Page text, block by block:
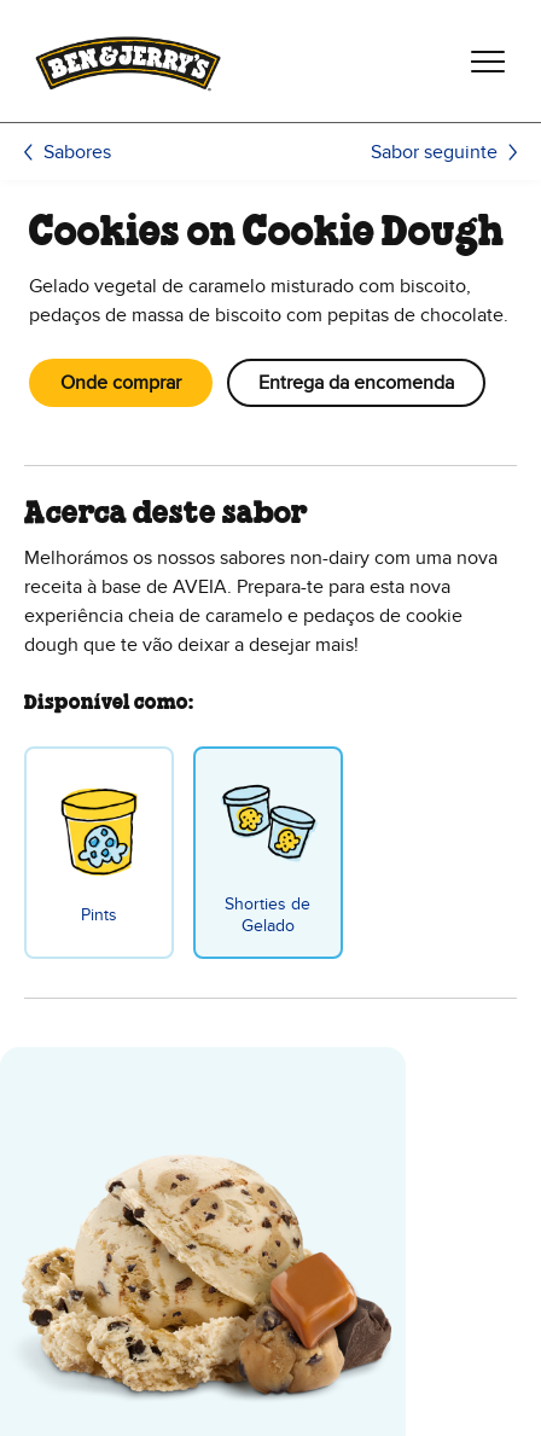
Sabores Sabor seguinte
Cookies on Cookie Dough
Gelado vegetal de caramelo misturado com biscoito,
pedaços de massa de biscoito com pepitas de chocolate.
Onde comprar Entrega da encomenda
Acerca deste sabor
Melhorámos os nossos sabores non-dairy com uma nova
receita à base de AVEIA. Prepara-te para esta nova
experiência cheia de caramelo e pedaços de cookie
dough que te vão deixar a desejar mais!
Disponível como:
Pints
Shorties de
Gelado